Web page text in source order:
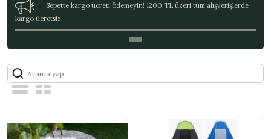
Sepette kargo ücreti ödemeyin! 1200 TL üzeri tüm alışverişlerde
kargo ücretsiz.